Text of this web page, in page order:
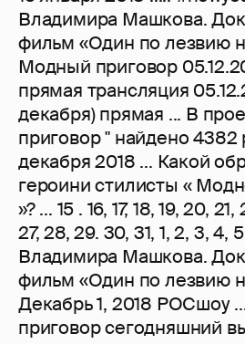
Владимира Машкова.
фильм «Один по лезвию
Модный приговор
прямая трансляция
декабря) прямая ... В
приговор " найдено 4382
декабря 2018 ... Какой
героини стилисты «
»? ... 15 . 16, 17, 18, 19, 20,
27, 28, 29. 30, 31, 1, 2, 3,
Владимира Машкова.
фильм «Один по лезвию
Декабрь 1, 2018 РОСшоу
приговор сегодняшний